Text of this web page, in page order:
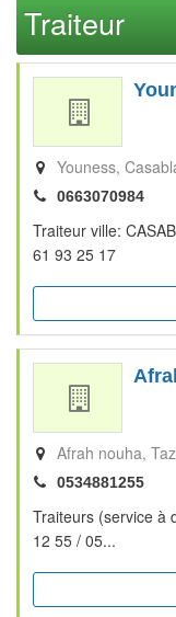
Traiteur
Youness
0663070984
Traiteur ville:
61 93 25 17
Afrah nouha
0534881255
Traiteurs (service à
12 55 / 05...